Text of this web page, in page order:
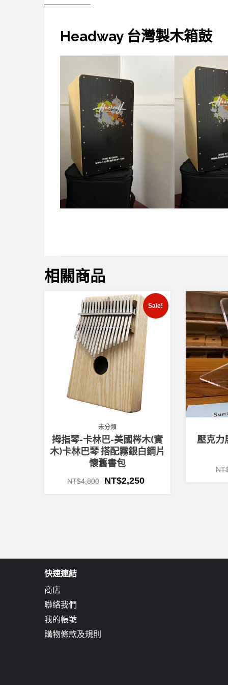
Headway 台灣製木箱鼓
相關商品
Sale!
未分類
拇指琴-卡林巴-美國梣木(實
木)卡林巴琴 搭配霧銀白鋼片
懷舊書包
NT$4,800 NT$2,250
壓克力
快速連結
商店
聯絡我們
我的帳號
購物條款及規則